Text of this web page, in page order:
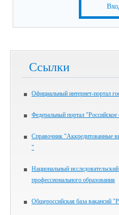
Ссылки
Официальный интернет-портал
Федеральный портал "Российское
Справочник "Аккредитованные
"
Национальный
профессионального образования
Общероссийская база вакансий